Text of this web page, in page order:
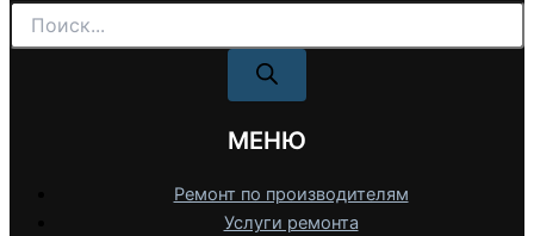
Поиск
товаров
МЕНЮ
Ремонт по производителям
Услуги ремонта